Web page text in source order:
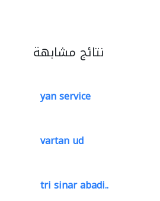
نتائج مشابهة
yan service
vartan ud
tri sinar abadi..